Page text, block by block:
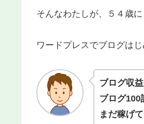
そんなわたしが、５４歳に
ワードプレスでブログはじ
ブログ収
ブログ100
まだ稼げ